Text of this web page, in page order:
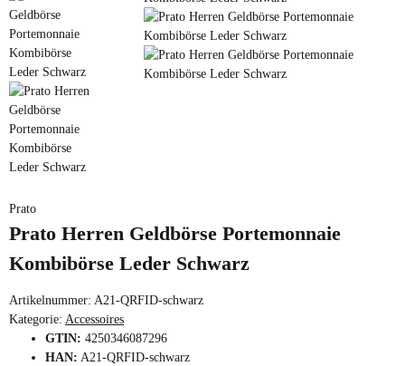
Prato
Prato Herren Geldbörse Portemonnaie
Kombibörse Leder Schwarz
Artikelnummer: A21-QRFID-schwarz
Kategorie: Accessoires
GTIN: 4250346087296
HAN: A21-QRFID-schwarz